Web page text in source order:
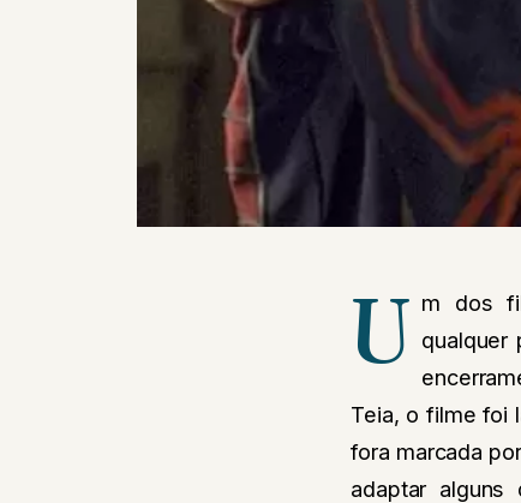
U m dos
qualquer
Teia, o filme foi
fora marcada
adaptar